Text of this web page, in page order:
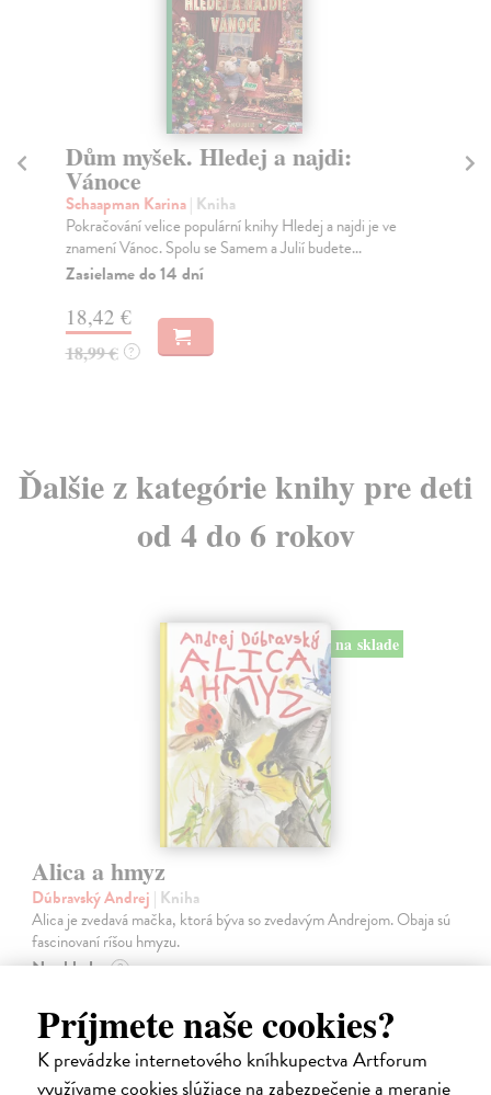
Príjmete naše cookies?
K prevádzke internetového kníhkupectva Artforum
využívame cookies slúžiace na zabezpečenie a meranie
Dům myšek. Hledej a najdi:
Vánoce
Schaapman Karina| Kniha
Pokračování velice populární knihy Hledej a najdi je ve
znamení Vánoc. Spolu se Samem a Julií budete...
Zasielame do 14 dní
18,42 €
18,99 € ?
Ďalšie z kategórie knihy pre deti
od 4 do 6 rokov
na sklade
Alica a hmyz
Dúbravský Andrej | Kniha
Alica je zvedavá mačka, ktorá býva so zvedavým Andrejom. Obaja sú
fascinovaní ríšou hmyzu.
Na sklade ?
28,03 €
28,90 €